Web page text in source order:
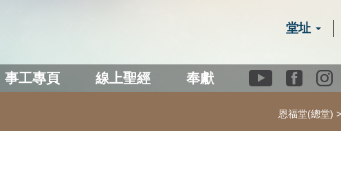
堂址
事工專頁 線上聖經 奉獻
YoutubeFacebook
恩福堂(總堂)